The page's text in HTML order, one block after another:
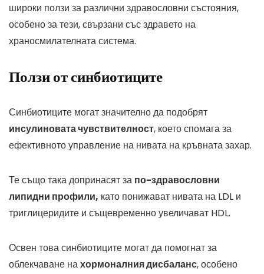
широки ползи за различни здравословни състояния,
особено за тези, свързани със здравето на
храносмилателната система.
Ползи от синбиотиците
Синбиотиците могат значително да подобрят
инсулиновата чувствителност, което спомага за
ефективното управление на нивата на кръвната захар.
Те също така допринасят за по-здравословни
липидни профили, като понижават нивата на LDL и
триглицеридите и същевременно увеличават HDL.
Освен това синбиотиците могат да помогнат за
облекчаване нахормоналния дисбаланс, особено